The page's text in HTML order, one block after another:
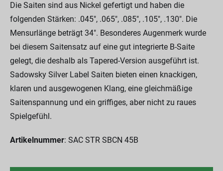
Die Saiten sind aus Nickel gefertigt und haben die
folgenden Stärken: .045", .065", .085", .105", .130". Die
Mensurlänge beträgt 34". Besonderes Augenmerk wurde
bei diesem Saitensatz auf eine gut integrierte B-Saite
gelegt, die deshalb als Tapered-Version ausgeführt ist.
Sadowsky Silver Label Saiten bieten einen knackigen,
klaren und ausgewogenen Klang, eine gleichmäßige
Saitenspannung und ein griffiges, aber nicht zu raues
Spielgefühl.
Artikelnummer: SAC STR SBCN 45B